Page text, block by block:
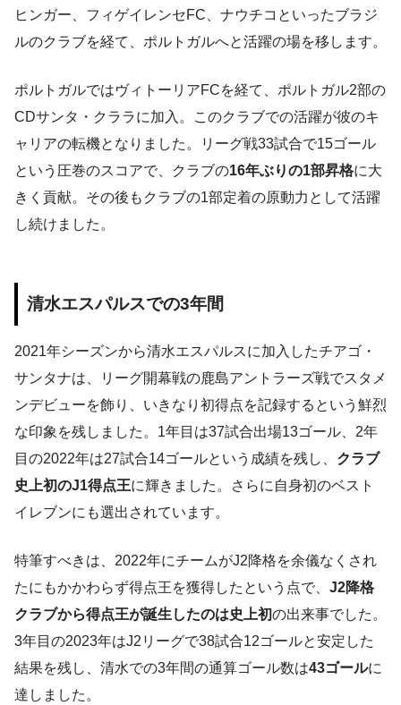
ヒンガー、フィゲイレンセFC、ナウチコといったブラジ
ルのクラブを経て、ポルトガルへと活躍の場を移します。
ポルトガルではヴィトーリアFCを経て、ポルトガル2部の
CDサンタ・クララに加入。このクラブでの活躍が彼のキ
ャリアの転機となりました。リーグ戦33試合で15ゴール
という圧巻のスコアで、クラブの16年ぶりの1部昇格に大
きく貢献。その後もクラブの1部定着の原動力として活躍
し続けました。
清水エスパルスでの3年間
2021年シーズンから清水エスパルスに加入したチアゴ・
サンタナは、リーグ開幕戦の鹿島アントラーズ戦でスタメ
ンデビューを飾り、いきなり初得点を記録するという鮮烈
な印象を残しました。1年目は37試合出場13ゴール、2年
目の2022年は27試合14ゴールという成績を残し、 クラブ
史上初のJ1得点王に輝きました。さらに自身初のベスト
イレブンにも選出されています。
特筆すべきは、2022年にチームがJ2降格を余儀なくされ
たにもかかわらず得点王を獲得したという点で、 J2降格
クラブから得点王が誕生したのは史上初の出来事でした。
3年目の2023年はJ2リーグで38試合12ゴールと安定した
結果を残し、清水での3年間の通算ゴール数は43ゴールに
達しました。